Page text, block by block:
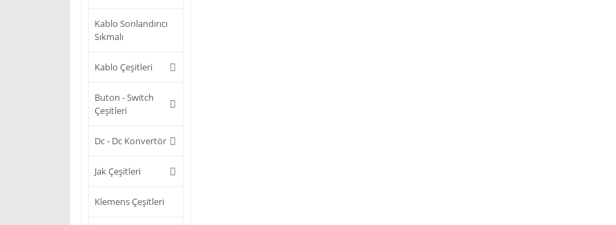
Kablo Sonlandırıcı
Sıkmalı
Kablo Çeşitleri
Buton - Switch
Çeşitleri
Dc - Dc Konvertör
Jak Çeşitleri
Klemens Çeşitleri